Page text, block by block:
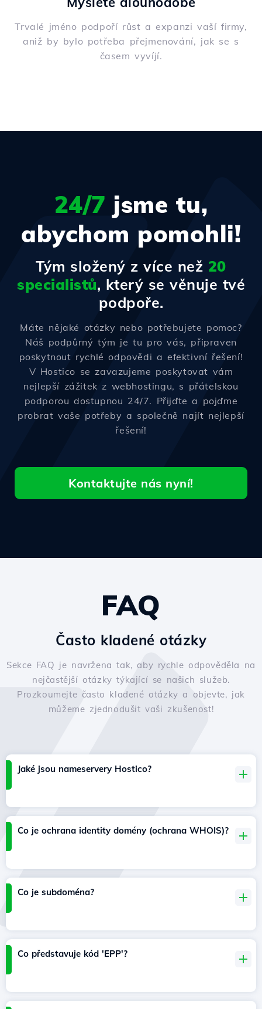
Trvalé jméno podpoří růst a expanzi vaší firmy,
aniž by bylo potřeba přejmenování, jak se s
časem vyvíjí.
24/7 jsme tu,
abychom pomohli!
Tým složený z více než 20
specialistů, který se věnuje tvé
podpoře.
Máte nějaké otázky nebo potřebujete pomoc?
Náš podpůrný tým je tu pro vás, připraven
poskytnout rychlé odpovědi a efektivní řešení!
V Hostico se zavazujeme poskytovat vám
nejlepší zážitek z webhostingu, s přátelskou
podporou dostupnou 24/7. Přijďte a pojďme
probrat vaše potřeby a společně najít nejlepší
řešení!
Kontaktujte nás nyní!
FAQ
Často kladené otázky
Sekce FAQ je navržena tak, aby rychle odpověděla na
nejčastější otázky týkající se našich služeb.
Prozkoumejte často kladené otázky a objevte, jak
můžeme zjednodušit vaši zkušenost!
Jaké jsou nameservery Hostico?
Co je ochrana identity domény (ochrana WHOIS)?
Co je subdoména?
Co představuje kód 'EPP'?